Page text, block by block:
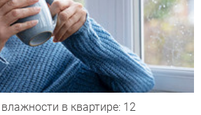
в квартире: 12